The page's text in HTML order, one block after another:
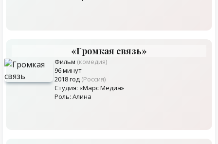
«Громкая связь»
Фильм (комедия)
96 минут
2018 год (Россия)
Студия: «Марс Медиа»
Роль: Алина